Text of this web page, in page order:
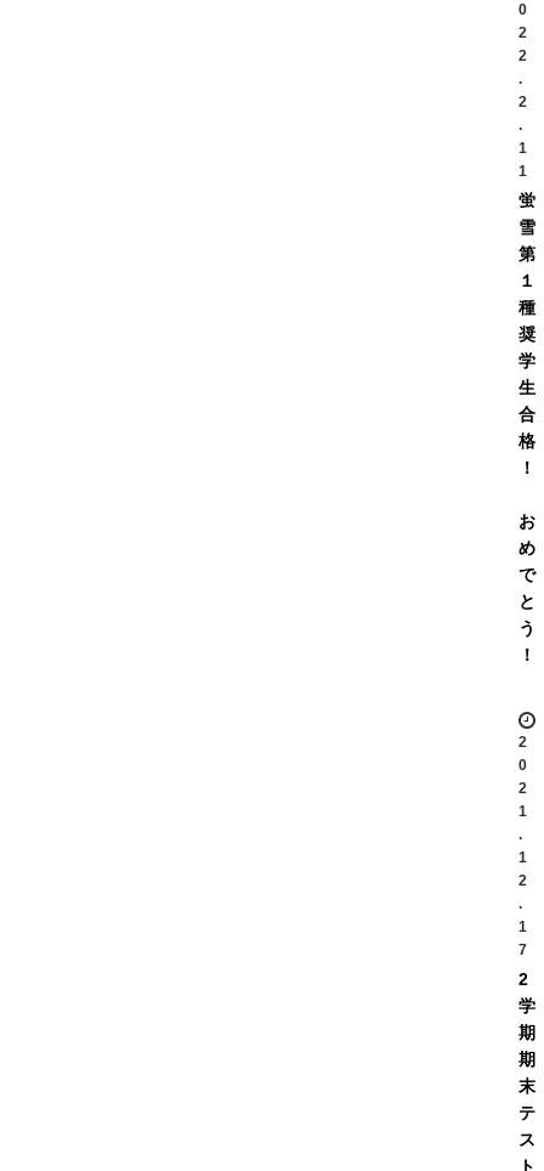
0
2
2
.
2
.
1
1
蛍
雪
第
１
種
奨
学
生
合
格
！
お
め
で
と
う
！
2
0
2
1
.
1
2
.
1
7
2
学
期
期
末
テ
ス
ト